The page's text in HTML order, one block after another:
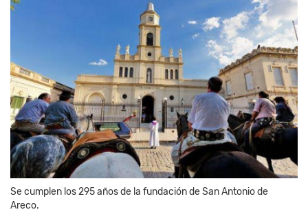
Se cumplen los 295 años de la fundación de San Antonio de
Areco.